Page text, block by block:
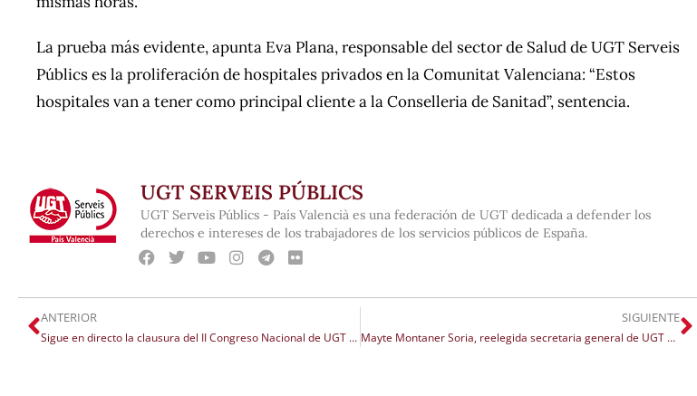
La prueba más evidente, apunta Eva Plana, responsable del sector de Salud de UGT Serveis
Públics es la proliferación de hospitales privados en la Comunitat Valenciana: “Estos
hospitales van a tener como principal cliente a la Conselleria de Sanitad”, sentencia.
UGT SERVEIS PÚBLICS
UGT Serveis Públics - País Valencià es una federación de UGT dedicada a defender los
derechos e intereses de los trabajadores de los servicios públicos de España.
ANTERIOR
Sigue en directo la clausura del II Congreso Nacional de UGT Serveis Públics PV
SIGUIENTE
Mayte Montaner Soria, reelegida secretaria general de UGT Serveis Públics con el 98% de los votos